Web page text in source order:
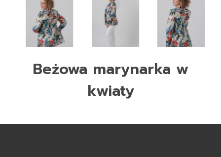
Beżowa marynarka w
kwiaty